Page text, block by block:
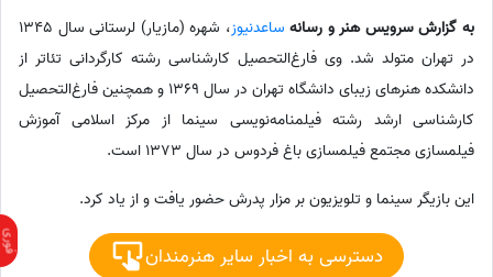
به گزارش سرویس هنر و رسانه ساعدنیوز
، شهره (مازیار) لرستانی سال 1345
در تهران متولد شد. وی فارغ‌التحصیل کارشناسی رشته کارگردانی تئاتر از
دانشکده هنرهای زیبای دانشگاه تهران در سال 1369 و همچنین فارغ‌التحصیل
کارشناسی ارشد رشته فیلمنامه‌نویسی سینما از مرکز اسلامی آموزش
فیلمسازی مجتمع فیلمسازی باغ فردوس در سال 1373 است.
این بازیگر سینما و تلویزیون بر مزار پدرش حضور یافت و از یاد کرد.
دسترسی به اخبار سایر هنرمندان